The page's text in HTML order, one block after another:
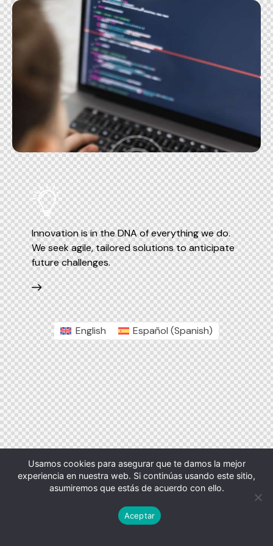
Innovation is in the DNA of everything we do.
We seek agile, tailored solutions to anticipate
future challenges.
English Español (Spanish)
Usamos cookies para asegurar que te damos la mejor
experiencia en nuestra web. Si continúas usando este sitio,
asumiremos que estás de acuerdo con ello.
Aceptar